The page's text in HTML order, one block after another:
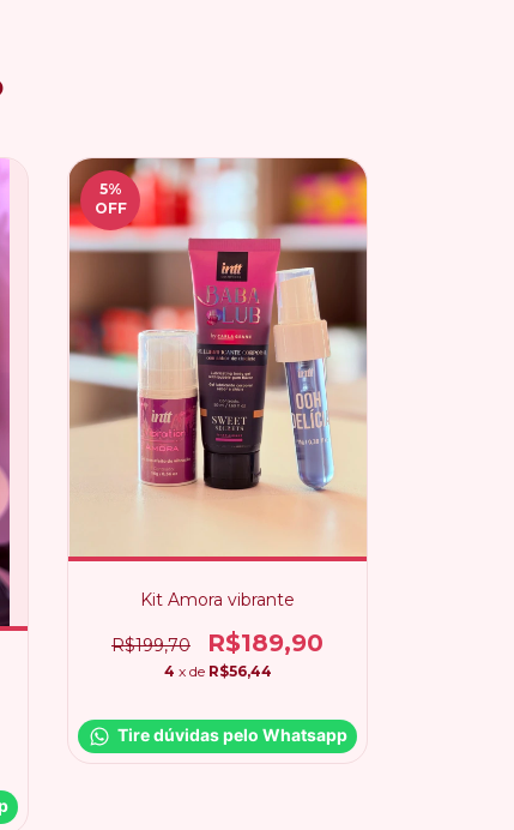
5%
OFF
Kit Amora vibrante
R$199,70 R$189,90
4 x de R$56,44
Tire dúvidas pelo Whatsapp